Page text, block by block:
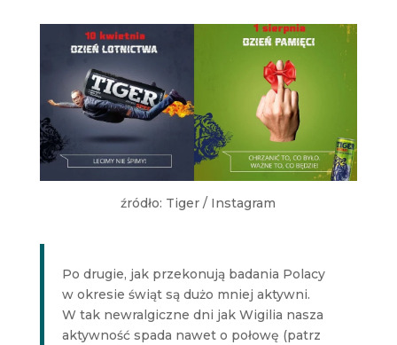
źródło: Tiger / Instagram
Po drugie, jak przekonują badania Polacy
w okresie świąt są dużo mniej aktywni.
W tak newralgiczne dni jak Wigilia nasza
aktywność spada nawet o połowę (patrz